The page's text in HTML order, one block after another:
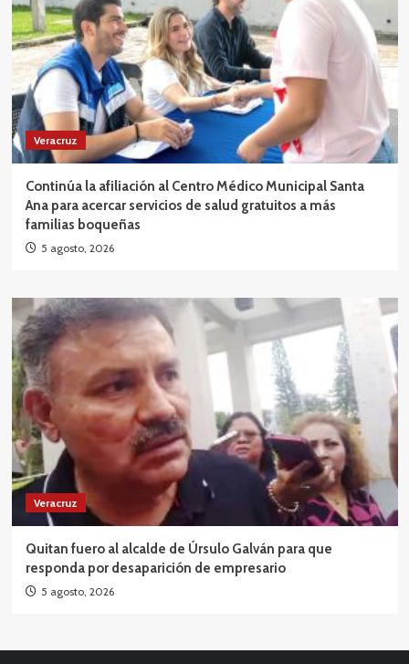
Veracruz
Continúa la afiliación al Centro Médico Municipal Santa
Ana para acercar servicios de salud gratuitos a más
familias boqueñas
5 agosto, 2026
Veracruz
Quitan fuero al alcalde de Úrsulo Galván para que
responda por desaparición de empresario
5 agosto, 2026